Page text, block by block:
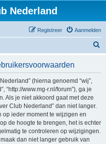
Nederland
Aanmelden
Registreer
(hierna genoemd “wij”,
“http://www.mg-r.nl/forum”), ga je
Als je niet akkoord gaat met deze
Club Nederland” dan niet langer.
op ieder moment te wijzigen en
de hoogte te brengen, het is echter
te controleren op wijzigingen.
dan niet langer gebruik van